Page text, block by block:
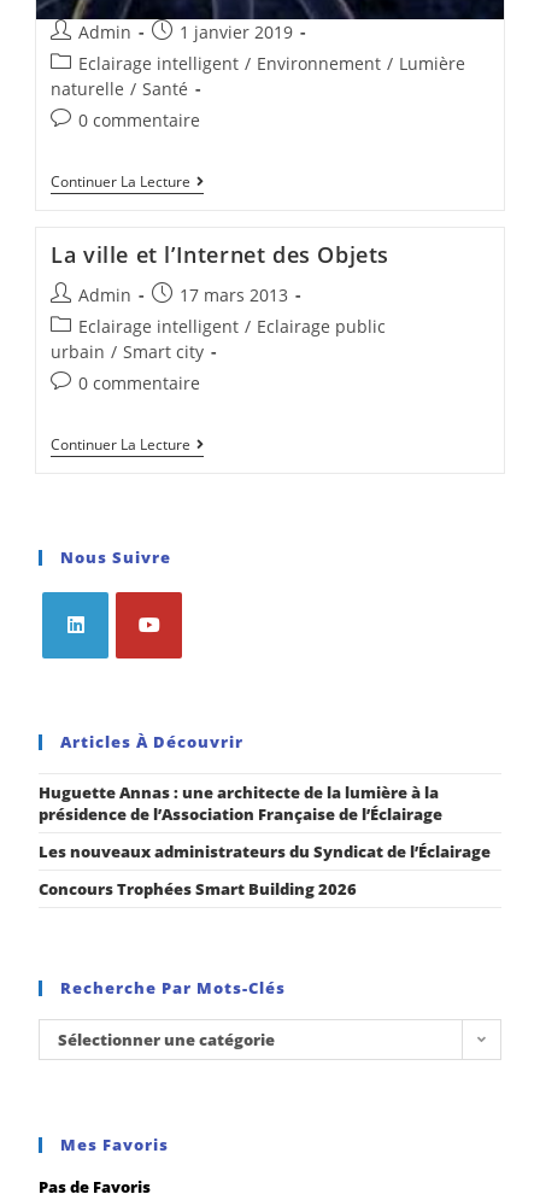
Admin
1 janvier 2019
Eclairage intelligent / Environnement / Lumière
naturelle / Santé
0 commentaire
Continuer La Lecture
La ville et l’Internet des Objets
Admin
17 mars 2013
Eclairage intelligent / Eclairage public
urbain / Smart city
0 commentaire
Continuer La Lecture
Nous Suivre
Articles À Découvrir
Huguette Annas : une architecte de la lumière à la
présidence de l’Association Française de l’Éclairage
Les nouveaux administrateurs du Syndicat de l’Éclairage
Concours Trophées Smart Building 2026
Recherche Par Mots-Clés
Sélectionner une catégorie
Mes Favoris
Pas de Favoris